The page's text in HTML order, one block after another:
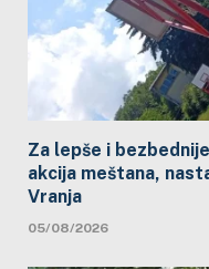
Za lepše i
akcija meštana,
Vranja
05/08/2026